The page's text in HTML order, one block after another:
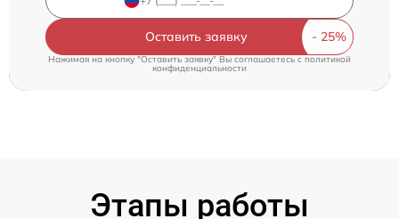
Оставить заявку
Нажимая на кнопку "Оставить заявку" Вы соглашаетесь c политикой
конфиденциальности
Этапы работы